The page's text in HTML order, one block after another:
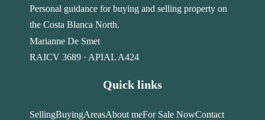
Personal guidance for buying and selling property on
the Costa Blanca North.
Marianne De Smet
RAICV 3689 · APIAL A424
Quick links
SellingBuyingAreasAbout meFor Sale NowContact